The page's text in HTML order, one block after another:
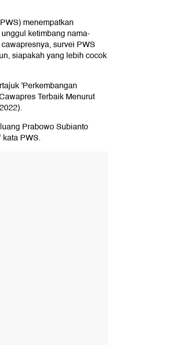
menempatkan
ketimbang nama-
survei PWS
siapakah yang lebih cocok
'Perkembangan
Terbaik Menurut
Prabowo Subianto
PWS.